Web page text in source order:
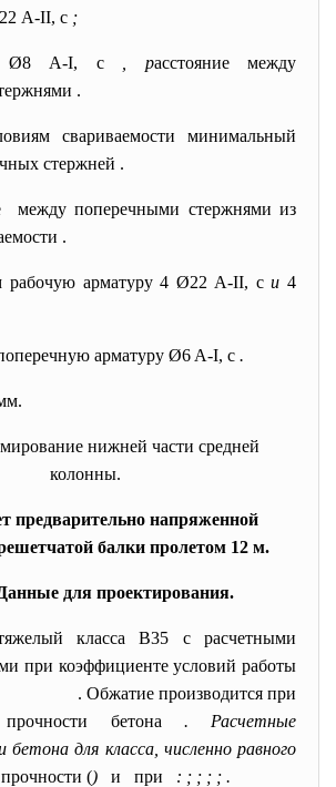
А-II, с ;
Ø8 А-I, с , расстояние между
.
свариваемости минимальный
стержней .
между поперечными стержнями из
.
рабочую арматуру 4 Ø22 А-II, си 4
арматуру Ø6 A-I, с .
нижней части средней
колонны.
предварительно напряженной
балки пролетом 12 м.
для проектирования.
класса В35 с расчетными
при коэффициенте условий работы
; ; . Обжатие производится при
прочности бетона . Расчетные
бетона для класса, численно равного
прочности () и при : ; ; ; ; .